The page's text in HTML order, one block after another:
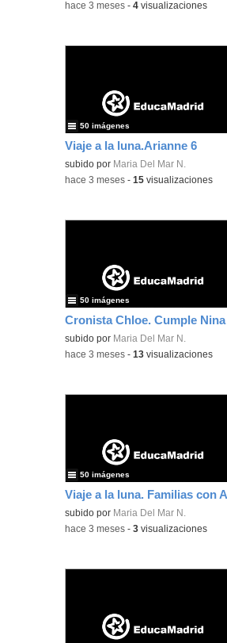
-hace 3 meses -4 visualizaciones
Viaje a la luna.Arianne 6
subido por Maria Del Mar N.
50 imágenes
-hace 3 meses -15 visualizaciones
Cronista Chloe. Cumple Nina
subido por Maria Del Mar N.
50 imágenes
-hace 3 meses -13 visualizaciones
subido por Maria Del Mar N.
50 imágenes
-hace 3 meses -3 visualizaciones